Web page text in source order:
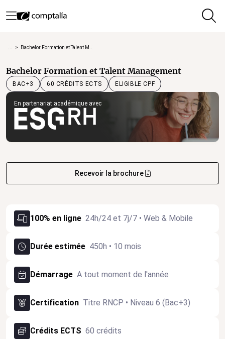
> Bachelor Formation et Talent M...
Bachelor Formation et Talent Management
BAC+3 60 CRÉDITS ECTS ELIGIBLE CPF
En partenariat académique avec
Recevoir la brochure
100% en ligne 24h/24 et 7j/7 • Web & Mobile
Durée estimée 450h • 10 mois
Démarrage A tout moment de l'année
Certification Titre RNCP • Niveau 6 (Bac+3)
Crédits ECTS 60 crédits